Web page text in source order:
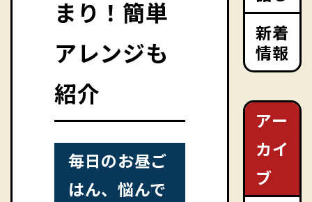
まり！簡単
アレンジも
紹介
毎日のお昼ご
はん、悩んで
新着
情報
アー
カイ
ブ